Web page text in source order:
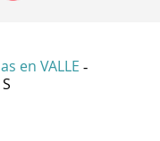
en VALLE -